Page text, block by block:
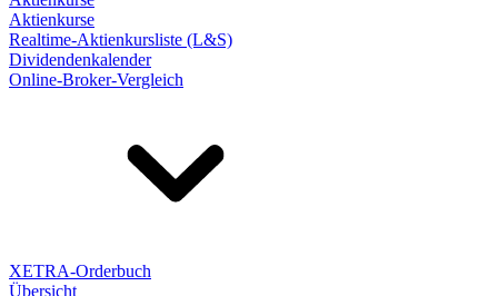
Aktienkurse
Realtime-Aktienkursliste (L&S)
Dividendenkalender
Online-Broker-Vergleich
XETRA-Orderbuch
Übersicht